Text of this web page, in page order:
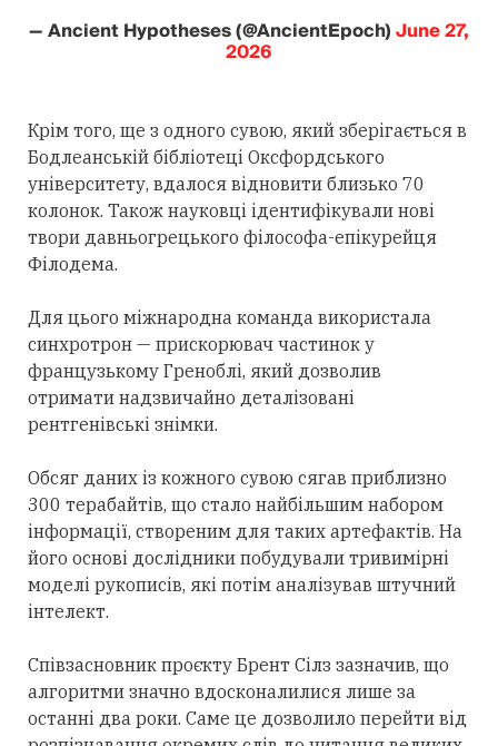
— Ancient Hypotheses (@AncientEpoch)June 27,
2026
Крім того, ще з одного сувою, який зберігається в
Бодлеанській бібліотеці Оксфордського
університету, вдалося відновити близько 70
колонок. Також науковці ідентифікували нові
твори давньогрецького філософа-епікурейця
Філодема.
Для цього міжнародна команда використала
синхротрон — прискорювач частинок у
французькому Греноблі, який дозволив
отримати надзвичайно деталізовані
рентгенівські знімки.
Обсяг даних із кожного сувою сягав приблизно
300 терабайтів, що стало найбільшим набором
інформації, створеним для таких артефактів. На
його основі дослідники побудували тривимірні
моделі рукописів, які потім аналізував штучний
інтелект.
Співзасновник проєкту Брент Сілз зазначив, що
алгоритми значно вдосконалилися лише за
останні два роки. Саме це дозволило перейти від